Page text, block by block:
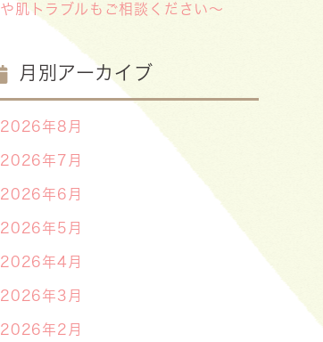
や肌トラブルもご相談ください〜
月別アーカイブ
2026年8月
2026年7月
2026年6月
2026年5月
2026年4月
2026年3月
2026年2月